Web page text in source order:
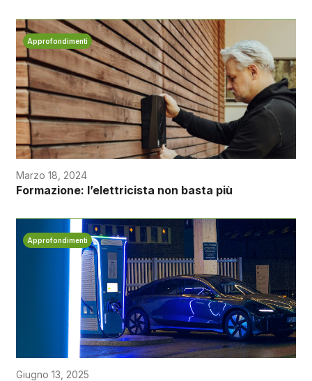
Approfondimenti
Marzo 18, 2024
Formazione: l’elettricista non basta più
Approfondimenti
Giugno 13, 2025